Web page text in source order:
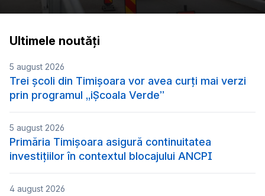
Ultimele noutăți
5 august 2026
Trei școli din Timișoara vor avea curți mai verzi
prin programul „iȘcoala Verde”
5 august 2026
Primăria Timișoara asigură continuitatea
investițiilor în contextul blocajului ANCPI
4 august 2026